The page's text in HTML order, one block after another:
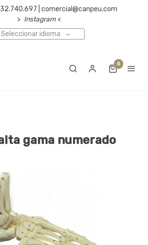
| comercial@canpeu.com
> Instagram <
Seleccionar idioma
0
gama numerado